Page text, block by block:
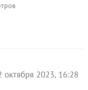
октября 2023, 16:28